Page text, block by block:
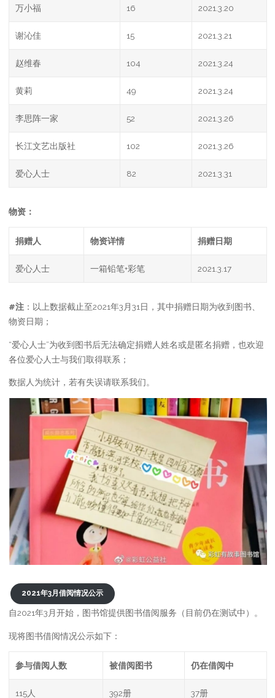
万小福 16 2021.3.20
谢沁佳 15 2021.3.21
赵维春 104 2021.3.24
黄莉 49 2021.3.24
李思阵一家 52 2021.3.26
长江文艺出版社 102 2021.3.26
爱心人士 82 2021.3.31
物资：
捐赠人 物资详情 捐赠日期
爱心人士 一箱铅笔+彩笔 2021.3.17
#注：以上数据截止至2021年3月31日，其中捐赠日期为收到图书、
物资日期；
“爱心人士”为收到图书后无法确定捐赠人姓名或是匿名捐赠，也欢迎
各位爱心人士与我们取得联系；
数据人为统计，若有失误请联系我们。
2021年3月借阅情况公示
自2021年3月开始，图书馆提供图书借阅服务（目前仍在测试中）。
现将图书借阅情况公示如下：
参与借阅人数 被借阅图书 仍在借阅中
115人 392册 37册